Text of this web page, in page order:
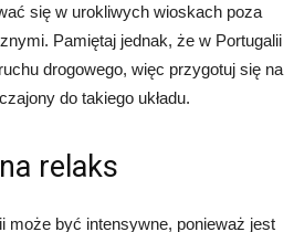
się w urokliwych wioskach poza
Pamiętaj jednak, że w Portugalii
drogowego, więc przygotuj się na
do takiego układu.
relaks
może być intensywne, ponieważ jest